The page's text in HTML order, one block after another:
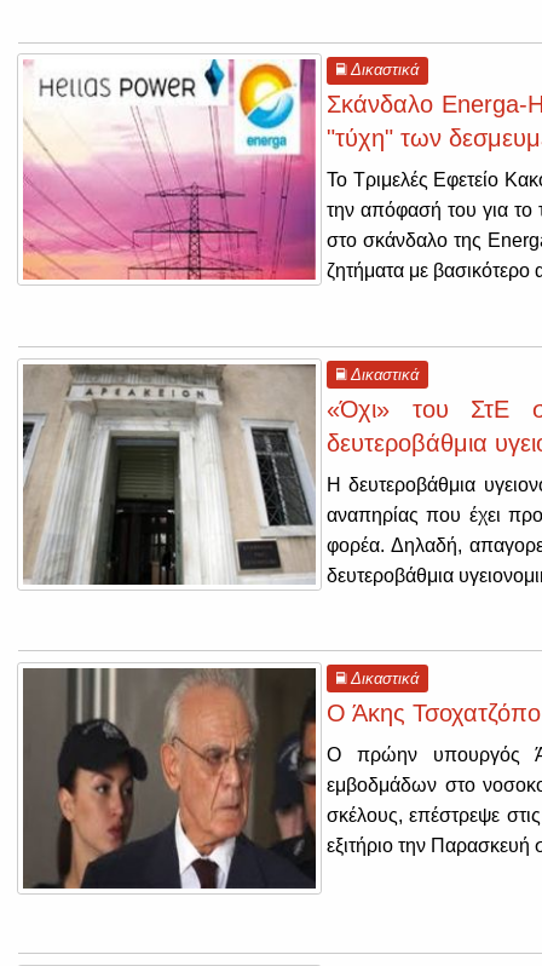
Δικαστικά
Σκάνδαλο Energa-
"τύχη" των
Το Τριμελές Εφετείο
την απόφασή του για το
στο σκάνδαλο της
ζητήματα με
Δικαστικά
«Όχι» του ΣτΕ
δευτεροβάθμια
H δευτεροβάθμια
αναπηρίας που έχει
φορέα. Δηλαδή,
δευτεροβάθμια
Δικαστικά
Ο Άκης
Ο πρώην υπουργός
εμβοδμάδων στο
σκέλους, επέστρεψε
εξιτήριο την Παρασκευή